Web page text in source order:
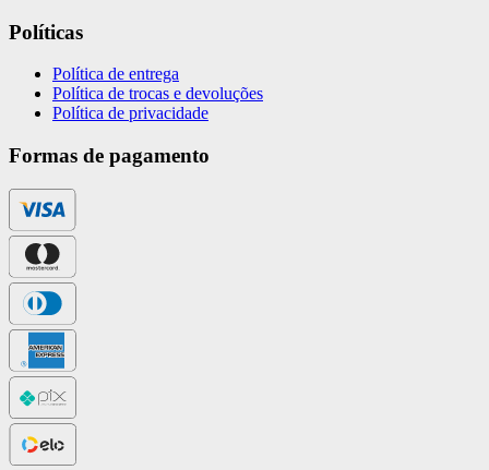
Políticas
Política de entrega
Política de trocas e devoluções
Política de privacidade
Formas de pagamento